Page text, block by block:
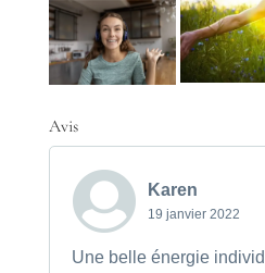
Avis
Karen
19 janvier 2022
Une belle énergie